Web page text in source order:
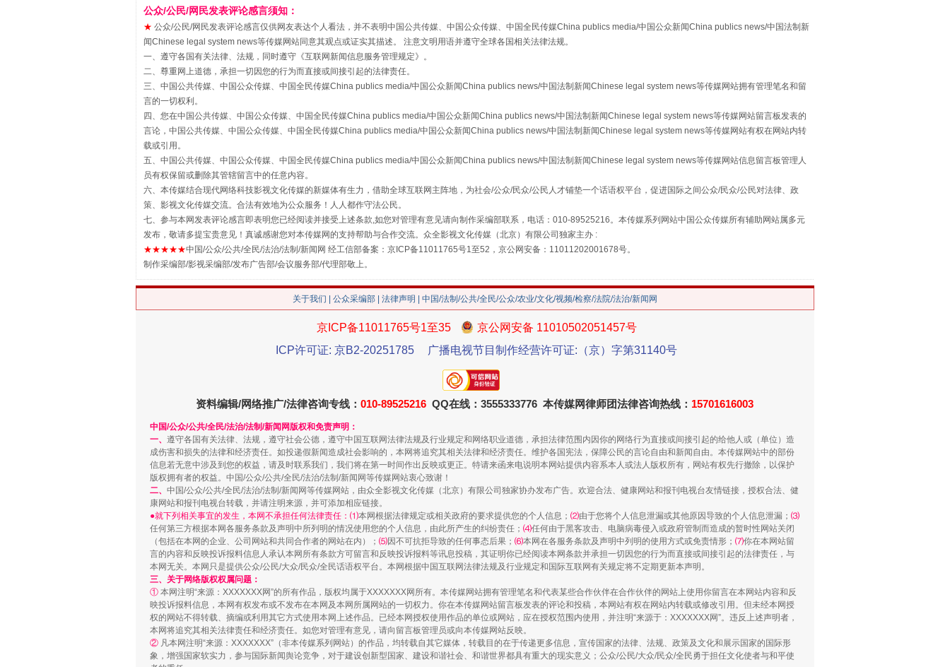
珠宝鉴定乱象
重拳出击！专项整治午间酒驾
站台名比不上好声名
走近一线检察官
“谁都不怕”的他落马了
公众/公民/网民发表评论感言须知：
★ 公众/公民/网民发表评论感言仅供网友表达个人看法，并不表明中国公共传媒、中国公众传媒、中国全民传媒China publics media/中国公众新闻China publics news/中国法制新
闻Chinese legal system news等传媒网站同意其观点或证实其描述。 注意文明用语并遵守全球各国相关法律法规。
一、遵守各国有关法律、法规，同时遵守《互联网新闻信息服务管理规定》。
二、尊重网上道德，承担一切因您的行为而直接或间接引起的法律责任。
三、中国公共传媒、中国公众传媒、中国全民传媒China publics media/中国公众新闻China publics news/中国法制新闻Chinese legal system news等传媒网站拥有管理笔名和留
言的一切权利。
四、您在中国公共传媒、中国公众传媒、中国全民传媒China publics media/中国公众新闻China publics news/中国法制新闻Chinese legal system news等传媒网站留言板发表的
言论，中国公共传媒、中国公众传媒、中国全民传媒China publics media/中国公众新闻China publics news/中国法制新闻Chinese legal system news等传媒网站有权在网站内转
载或引用。
五、中国公共传媒、中国公众传媒、中国全民传媒China publics media/中国公众新闻China publics news/中国法制新闻Chinese legal system news等传媒网站信息留言板管理人
员有权保留或删除其管辖留言中的任意内容。
六、本传媒结合现代网络科技影视文化传媒的新媒体有生力，借助全球互联网主阵地，为社会/公众/民众/公民人才铺垫一个话语权平台，促进国际之间公众/民众/公民对法律、政
策、影视文化传媒交流。合法有效地为公众服务！人人都作守法公民。
七、参与本网发表评论感言即表明您已经阅读并接受上述条款,如您对管理有意见请向制作采编部联系，电话：010-89525216。本传媒系列网站中国公众传媒所有辅助网站属多元
发布，敬请多提宝贵意见！真诚感谢您对本传媒网的支持帮助与合作交流。众全影视文化传媒（北京）有限公司独家主办 :
★★★★★中国/公众/公共/全民/法治/法制/新闻网 经工信部备案：京ICP备11011765号1至52，京公网安备：11011202001678号。
制作采编部/影视采编部/发布广告部/会议服务部/代理部敬上。
关于我们 公众采编部 法律声明 | 中国/法制/公共/全民/公众/农业/文化/视频/检察/法院/法治/新闻网
京ICP备11011765号1至35
京公网安备 11010502051457号
ICP许可证: 京B2-20251785
广播电视节目制作经营许可证:（京）字第31140号
资料编辑/网络推广/法律咨询专线： 010-89525216 QQ在线：3555333776 本传媒网律师团法律咨询热线： 15701616003
中国/公众/公共/全民/法治/法制/新闻网版权和免责声明：
一、 遵守各国有关法律、法规，遵守社会公德，遵守中国互联网法律法规及行业规定和网络职业道德，承担法律范围内因你的网络行为直接或间接引起的给他人或（单位）造
成伤害和损失的法律和经济责任。如投递假新闻造成社会影响的，本网将追究其相关法律和经济责任。维护各国宪法，保障公民的言论自由和新闻自由。本传媒网站中的部份
信息若无意中涉及到您的权益，请及时联系我们，我们将在第一时间作出反映或更正。特请来函来电说明本网站提供内容系本人或法人版权所有，网站有权先行撤除，以保护
版权拥有者的权益。中国/公众/公共/全民/法治/法制/新闻网等传媒网站衷心致谢！
二、 中国/公众/公共/全民/法治/法制/新闻网等传媒网站，由众全影视文化传媒（北京）有限公司独家协办发布广告。欢迎合法、健康网站和报刊电视台友情链接，授权合法、健
康网站和报刊电视台转载，并请注明来源，并可添加相应链接。
●就下列相关事宜的发生，本网不承担任何法律责任：⑴本网根据法律规定或相关政府的要求提供您的个人信息； ⑵由于您将个人信息泄漏或其他原因导致的个人信息泄漏； ⑶
任何第三方根据本网各服务条款及声明中所列明的情况使用您的个人信息，由此所产生的纠纷责任； ⑷任何由于黑客攻击、电脑病毒侵入或政府管制而造成的暂时性网站关闭
（包括在本网的企业、公司网站和共同合作者的网站在内）； ⑸因不可抗拒导致的任何事态后果； ⑹本网在各服务条款及声明中列明的使用方式或免责情形； ⑺你在本网站留
言的内容和反映投诉报料信息人承认本网所有条款方可留言和反映投诉报料等讯息投稿，其证明你已经阅读本网条款并承担一切因您的行为而直接或间接引起的法律责任，与
本网无关。本网只是提供公众/公民/大众/民众/全民话语权平台。本网根据中国互联网法律法规及行业规定和国际互联网有关规定将不定期更新本声明。
三、关于网络版权权属问题：
① 本网注明“来源：XXXXXXX网”的所有作品，版权均属于XXXXXXX网所有。本传媒网站拥有管理笔名和代表某些合作伙伴在合作伙伴的网站上使用你留言在本网站内容和反
映投诉报料信息，本网有权发布或不发布在本网及本网所属网站的一切权力。你在本传媒网站留言板发表的评论和投稿，本网站有权在网站内转载或修改引用。但未经本网授
权的网站不得转载、摘编或利用其它方式使用本网上述作品。已经本网授权使用作品的单位或网站，应在授权范围内使用，并注明“来源于：XXXXXXX网”。违反上述声明者，
本网将追究其相关法律责任和经济责任。如您对管理有意见，请向留言板管理员或向本传媒网站反映。
② 凡本网注明“来源：XXXXXXX”（非本传媒系列网站）的作品，均转载自其它媒体，转载目的在于传递更多信息，宣传国家的法律、法规、政策及文化和展示国家的国际形
象，增强国家软实力，参与国际新闻舆论竞争，对于建设创新型国家、建设和谐社会、和谐世界都具有重大的现实意义；公众/公民/大众/民众/全民勇于担任文化使者与和平使